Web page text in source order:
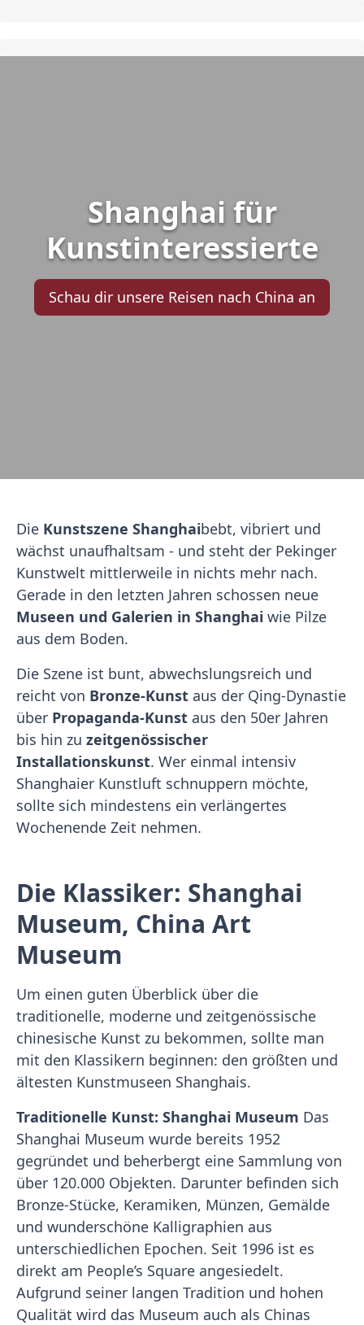
Shanghai für
Kunstinteressierte
Schau dir unsere Reisen nach China an
Die Kunstszene Shanghaibebt, vibriert und
wächst unaufhaltsam - und steht der Pekinger
Kunstwelt mittlerweile in nichts mehr nach.
Gerade in den letzten Jahren schossen neue
Museen und Galerien in Shanghai wie Pilze
aus dem Boden.
Die Szene ist bunt, abwechslungsreich und
reicht von Bronze-Kunst aus der Qing-Dynastie
über Propaganda-Kunst aus den 50er Jahren
bis hin zu zeitgenössischer
Installationskunst. Wer einmal intensiv
Shanghaier Kunstluft schnuppern möchte,
sollte sich mindestens ein verlängertes
Wochenende Zeit nehmen.
Die Klassiker: Shanghai
Museum, China Art
Museum
Um einen guten Überblick über die
traditionelle, moderne und zeitgenössische
chinesische Kunst zu bekommen, sollte man
mit den Klassikern beginnen: den größten und
ältesten Kunstmuseen Shanghais.
Traditionelle Kunst: Shanghai Museum Das
Shanghai Museum wurde bereits 1952
gegründet und beherbergt eine Sammlung von
über 120.000 Objekten. Darunter befinden sich
Bronze-Stücke, Keramiken, Münzen, Gemälde
und wunderschöne Kalligraphien aus
unterschiedlichen Epochen. Seit 1996 ist es
direkt am People’s Square angesiedelt.
Aufgrund seiner langen Tradition und hohen
Qualität wird das Museum auch als Chinas